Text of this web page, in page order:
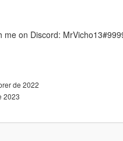
on Discord:
de 2022
2023